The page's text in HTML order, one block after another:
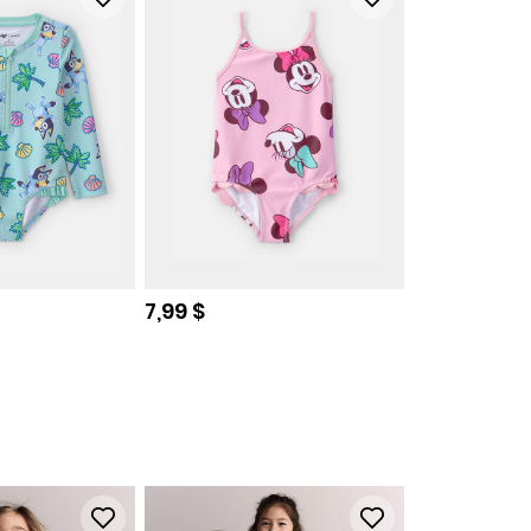
Prix de solde
7,99 $